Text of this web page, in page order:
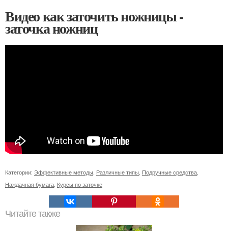
Видео как заточить ножницы -
заточка ножниц
Категории: Эффективные методы Различные типы Подручные средства
Наждачная бумага Курсы по заточке
Читайте также